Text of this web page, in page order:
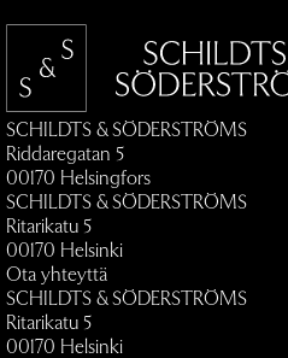
SCHILDTS & SÖDERSTRÖMS
Riddaregatan 5
00170 Helsingfors
SCHILDTS & SÖDERSTRÖMS
Ritarikatu 5
00170 Helsinki
Ota yhteyttä
SCHILDTS & SÖDERSTRÖMS
Ritarikatu 5
00170 Helsinki